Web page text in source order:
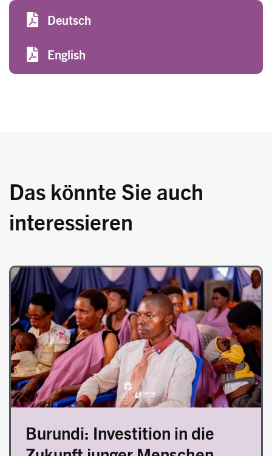
File
Deutsch
File
English
Das könnte Sie auch
interessieren
Image
Burundi: Investition in die